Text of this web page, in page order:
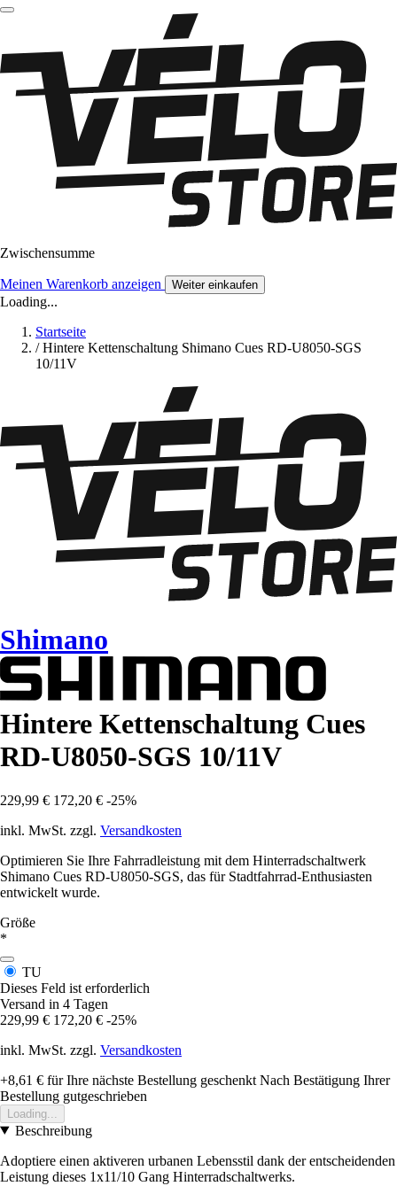
Zwischensumme
Meinen Warenkorb anzeigen Weiter einkaufen
Loading...
Startseite
/ Hintere Kettenschaltung Shimano Cues RD-U8050-SGS
10/11V
Shimano
Hintere Kettenschaltung Cues
RD-U8050-SGS 10/11V
229,99 € 172,20 € -25%
inkl. MwSt. zzgl. Versandkosten
Optimieren Sie Ihre Fahrradleistung mit dem Hinterradschaltwerk
Shimano Cues RD-U8050-SGS, das für Stadtfahrrad-Enthusiasten
entwickelt wurde.
Größe
*
TU
Dieses Feld ist erforderlich
Versand in 4 Tagen
229,99 € 172,20 € -25%
inkl. MwSt. zzgl. Versandkosten
+8,61 € für Ihre nächste Bestellung geschenkt Nach Bestätigung Ihrer
Bestellung gutgeschrieben
Loading...
Beschreibung
Adoptiere einen aktiveren urbanen Lebensstil dank der entscheidenden
Leistung dieses 1x11/10 Gang Hinterradschaltwerks.